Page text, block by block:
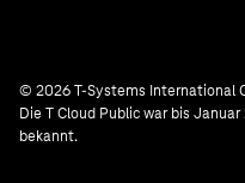
© 2026 T-Systems International
Die T Cloud Public war bis
bekannt.